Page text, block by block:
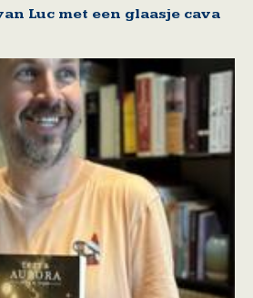
Luc met een glaasje cava